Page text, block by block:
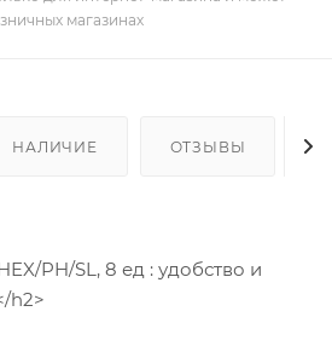
магазинах
НАЛИЧИЕ ОТЗЫВЫ
PH/SL, 8 ед : удобство и
h2>